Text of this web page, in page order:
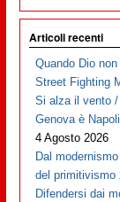
Articoli recenti
Quando Dio
Street Fighting
Si alza il vento
Genova è
4 Agosto 2026
Dal
del primitivismo
Difendersi dai